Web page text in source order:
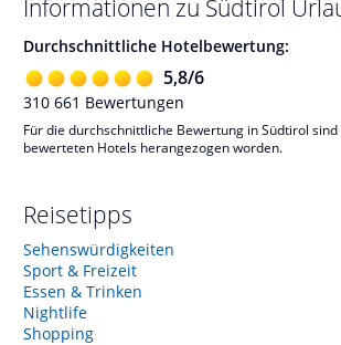
Informationen zu Südtirol
Durchschnittliche Hotelbewertung:
5,8/6
310 661 Bewertungen
Für die durchschnittliche Bewertung in Südtirol
bewerteten Hotels herangezogen worden.
Reisetipps
Sehenswürdigkeiten
Sport & Freizeit
Essen & Trinken
Nightlife
Shopping